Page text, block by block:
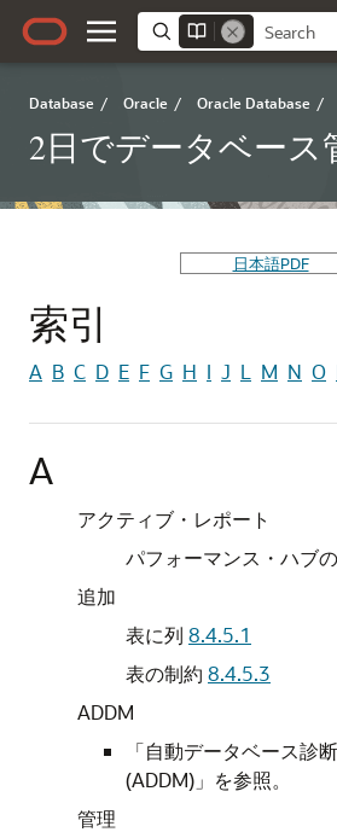
Database / Oracle / Oracle Database /
2日でデータベース
日本語PDF
索引
A B C D E F G H I J L M N O
A
アクティブ・レポート
パフォーマンス・ハブ
追加
表に列 8.4.5.1
表の制約 8.4.5.3
ADDM
「自動データベース診
(ADDM)」を参照。
管理